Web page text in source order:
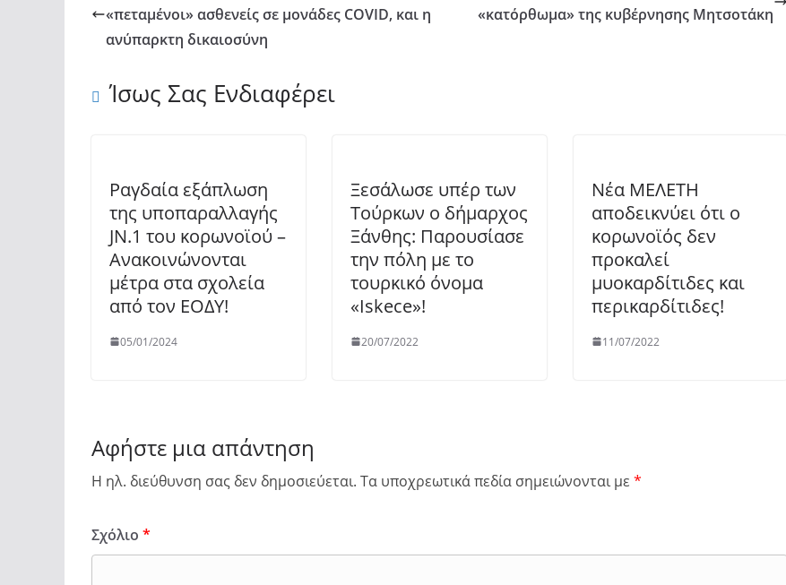
«πεταμένοι» ασθενείς σε μονάδες COVID, και η
ανύπαρκτη δικαιοσύνη
«κατόρθωμα» της κυβέρνησης Μητσοτάκη
Ίσως Σας Ενδιαφέρει
Ραγδαία εξάπλωση
της υποπαραλλαγής
JN.1 του κορωνοϊού –
Ανακοινώνονται
μέτρα στα σχολεία
από τον ΕΟΔΥ!
05/01/2024
Ξεσάλωσε υπέρ των
Τούρκων ο δήμαρχος
Ξάνθης: Παρουσίασε
την πόλη με το
τουρκικό όνομα
«Iskece»!
20/07/2022
Νέα ΜΕΛΕΤΗ
αποδεικνύει ότι ο
κορωνοϊός δεν
προκαλεί
μυοκαρδίτιδες και
περικαρδίτιδες!
11/07/2022
Αφήστε μια απάντηση
Η ηλ. διεύθυνση σας δεν δημοσιεύεται. Τα υποχρεωτικά πεδία σημειώνονται με *
Σχόλιο *